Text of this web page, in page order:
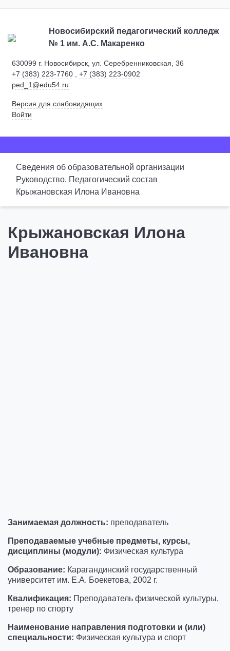
Новосибирский педагогический колледж
№ 1 им. А.С. Макаренко
630099 г. Новосибирск, ул. Серебренниковская, 36
+7 (383) 223-7760
+7 (383) 223-0902
ped_1@edu54.ru
Версия для слабовидящих
Войти
Сведения об образовательной организации
Руководство. Педагогический состав
Крыжановская Илона Ивановна
Крыжановская Илона
Ивановна
Занимаемая должность: преподаватель
Преподаваемые учебные предметы, курсы,
дисциплины (модули): Физическая культура
Образование: Карагандинский государственный
университет им. Е.А. Боeкетова, 2002 г.
Квалификация: Преподаватель физической культуры,
тренер по спорту
Наименование направления подготовки и (или)
специальности: Физическая культура и спорт